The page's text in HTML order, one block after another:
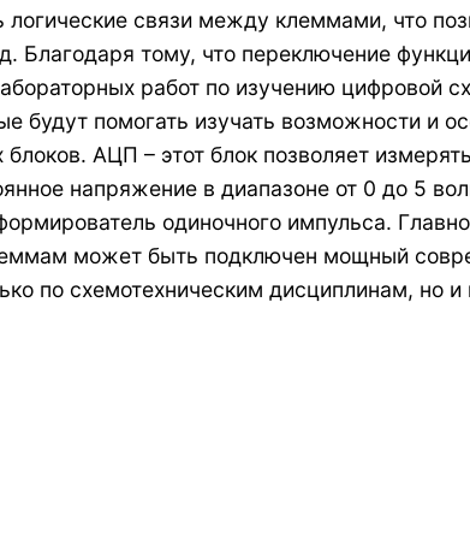
связи между клеммами, что
Благодаря тому, что переключение
работ по изучению цифровой
будут помогать изучать возможности и
АЦП – этот блок позволяет
напряжение в диапазоне от 0 до 5
одиночного импульса.
может быть подключен мощный
по схемотехническим дисциплинам, но и